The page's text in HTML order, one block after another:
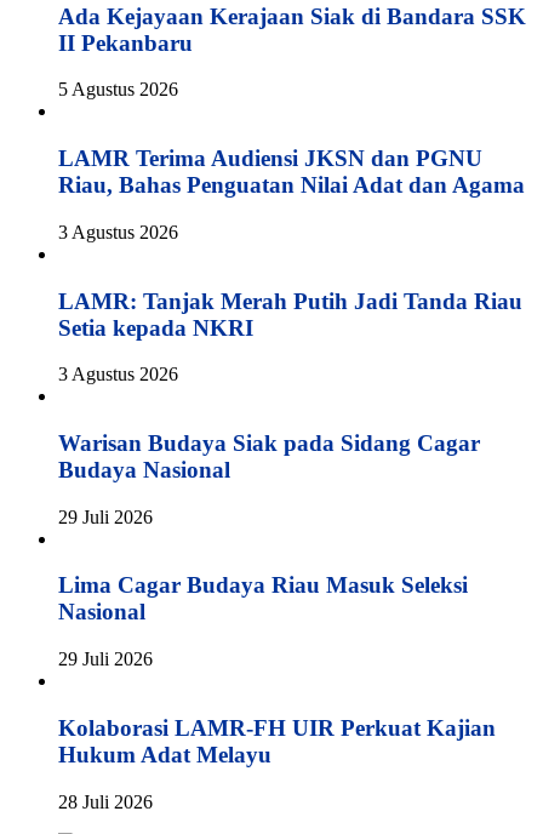
Ada Kejayaan Kerajaan Siak di Bandara SSK
II Pekanbaru
5 Agustus 2026
LAMR Terima Audiensi JKSN dan PGNU
Riau, Bahas Penguatan Nilai Adat dan Agama
3 Agustus 2026
LAMR: Tanjak Merah Putih Jadi Tanda Riau
Setia kepada NKRI
3 Agustus 2026
Warisan Budaya Siak pada Sidang Cagar
Budaya Nasional
29 Juli 2026
Lima Cagar Budaya Riau Masuk Seleksi
Nasional
29 Juli 2026
Kolaborasi LAMR-FH UIR Perkuat Kajian
Hukum Adat Melayu
28 Juli 2026